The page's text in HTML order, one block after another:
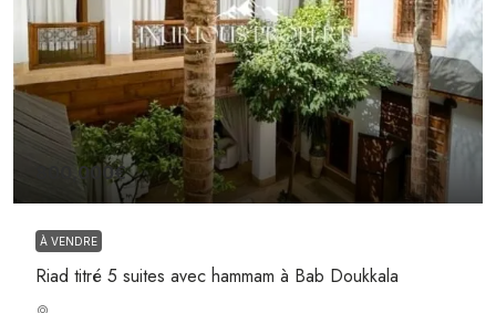
800,000€
À VENDRE
Riad titré 5 suites avec hammam à Bab Doukkala